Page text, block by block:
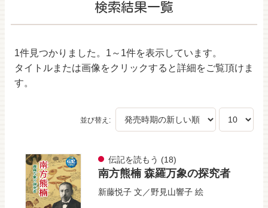
検索結果一覧
1件見つかりました。 1～1件を表示しています。
タイトルまたは画像をクリックすると詳細をご覧頂けま
す。
並び替え:
伝記を読もう (18)
南方熊楠 森羅万象の探究者
新藤悦子 文／野見山響子 絵